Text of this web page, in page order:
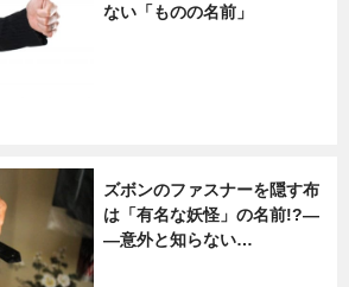
ない「ものの名前」
ズボンのファスナーを隠す布
は「有名な妖怪」の名前!?―
―意外と知らない…